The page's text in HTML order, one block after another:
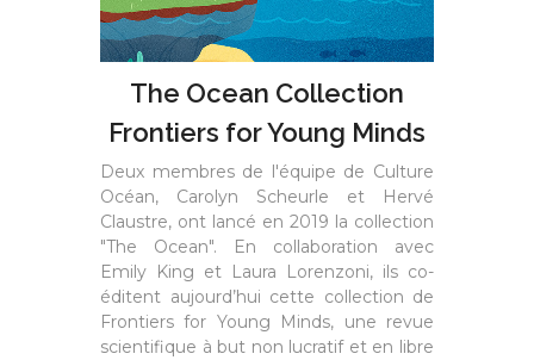
The Ocean Collection
Frontiers for Young Minds
Deux membres de l'équipe de Culture
Océan, Carolyn Scheurle et Hervé
Claustre, ont lancé en 2019 la collection
"The Ocean". En collaboration avec
Emily King et Laura Lorenzoni, ils co-
éditent aujourd’hui cette collection de
Frontiers for Young Minds, une revue
scientifique à but non lucratif et en libre